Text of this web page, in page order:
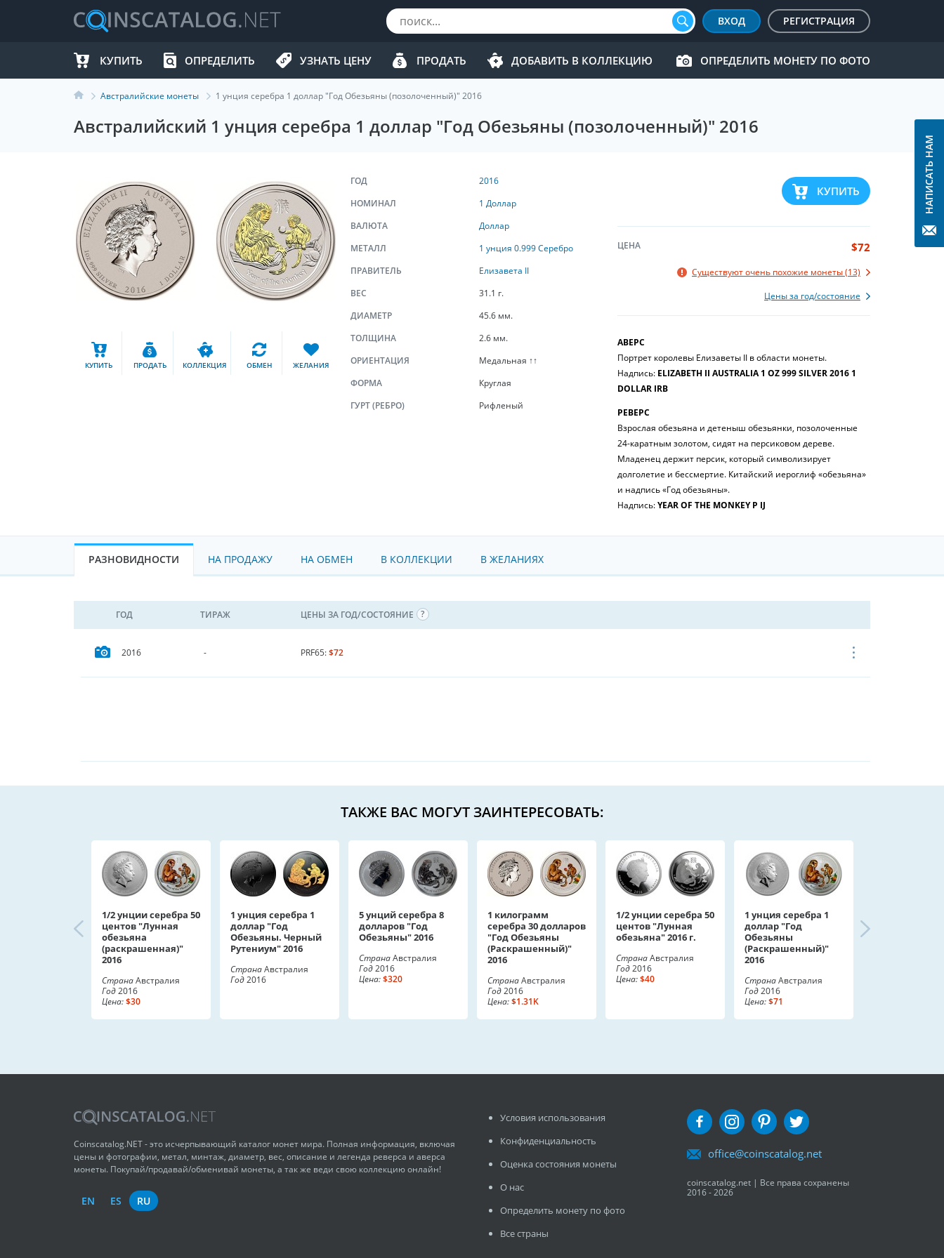
ВХОД РЕГИСТРАЦИЯ
КУПИТЬ ОПРЕДЕЛИТЬ УЗНАТЬ ЦЕНУ ПРОДАТЬ ДОБАВИТЬ В КОЛЛЕКЦИЮ ОПРЕДЕЛИТЬ МОНЕТУ ПО ФОТО
Австралийские монеты 1 унция серебра 1 доллар "Год Обезьяны (позолоченный)" 2016
Австралийский 1 унция серебра 1 доллар "Год Обезьяны (позолоченный)" 2016
КУПИТЬ ПРОДАТЬ КОЛЛЕКЦИЯ ОБМЕН ЖЕЛАНИЯ
КУПИТЬ
ЦЕНА $72
Существуют очень похожие монеты (13)
Цены за год/состояние
АВЕРС
Портрет королевы Елизаветы II в области монеты.
Надпись: ELIZABETH II AUSTRALIA 1 OZ 999 SILVER 2016 1
DOLLAR IRB
РЕВЕРС
Взрослая обезьяна и детеныш обезьянки, позолоченные
24-каратным золотом, сидят на персиковом дереве.
Младенец держит персик, который символизирует
долголетие и бессмертие. Китайский иероглиф «обезьяна»
и надпись «Год обезьяны».
Надпись:YEAR OF THE MONKEY P IJ
ГОД
2016
НОМИНАЛ
1 Доллар
ВАЛЮТА
Доллар
МЕТАЛЛ
1 унция 0.999 Серебро
ПРАВИТЕЛЬ
Елизавета II
ВЕС
31.1 г.
ДИАМЕТР
45.6 мм.
ТОЛЩИНА
2.6 мм.
ОРИЕНТАЦИЯ
Медальная ↑↑
ФОРМА
Круглая
ГУРТ (РЕБРО)
Рифленый
РАЗНОВИДНОСТИ НА ПРОДАЖУ НА ОБМЕН В КОЛЛЕКЦИИ В ЖЕЛАНИЯХ
ГОД ТИРАЖ ЦЕНЫ ЗА ГОД/СОСТОЯНИЕ
2016 - PRF65:$72
ТАКЖЕ ВАС МОГУТ ЗАИНТЕРЕСОВАТЬ:
1/2 унции серебра 50
центов "Лунная
обезьяна
(раскрашенная)"
2016
СтранаАвстралия
Год2016
Цена:$30
1 унция серебра 1
доллар "Год
Обезьяны. Черный
Рутениум" 2016
СтранаАвстралия
Год2016
5 унций серебра 8
долларов "Год
Обезьяны" 2016
СтранаАвстралия
Год2016
Цена:$320
1 килограмм
серебра 30 долларов
"Год Обезьяны
(Раскрашенный)"
2016
СтранаАвстралия
Год2016
Цена:$1.31K
1/2 унции серебра 50
центов "Лунная
обезьяна" 2016 г.
СтранаАвстралия
Год2016
Цена:$40
1 унция серебра 1
доллар "Год
Обезьяны
(Раскрашенный)"
2016
СтранаАвстралия
Год2016
Цена:$71
Coinscatalog.NET - это исчерпывающий каталог монет мира. Полная информация, включая
цены и фотографии, метал, минтаж, диаметр, вес, описание и легенда реверса и аверса
монеты. Покупай/продавай/обменивай монеты, а так же веди свою коллекцию онлайн!
EN ES RU
Условия использования
Конфиденциальность
Оценка состояния монеты
О нас
Определить монету по фото
Все страны
office@coinscatalog.net
coinscatalog.net | Все права сохранены
2016 - 2026
НАПИСАТЬ НАМ